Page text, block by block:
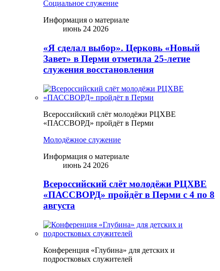
Социальное служение
Информация о материале
июнь 24 2026
«Я сделал выбор». Церковь «Новый
Завет» в Перми отметила 25-летие
служения восстановления
Всероссийский слёт молодёжи РЦХВЕ
«ПАССВОРД» пройдёт в Перми
Молодёжное служение
Информация о материале
июнь 24 2026
Всероссийский слёт молодёжи РЦХВЕ
«ПАССВОРД» пройдёт в Перми с 4 по 8
августа
Конференция «Глубина» для детских и
подростковых служителей